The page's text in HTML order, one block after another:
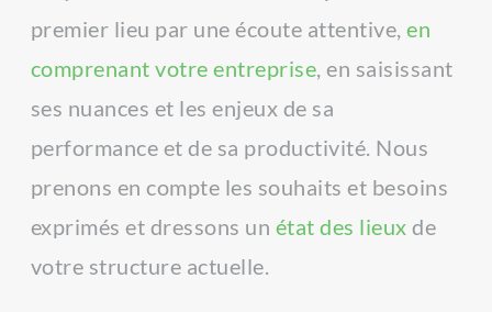
une couverture réseau maximale, idéale
pour optimiser l'activité de tous vos
collaborateurs, qu'ils soient présents sur
site ou en déplacement professionnel. Il
vous est possible de changer d'opérateur
en cours d'abonnement : le changement
s'effectue sur votre demande et sans
premier lieu par une écoute attentive, en
comprenant votre entreprise , en saisissant
ses nuances et les enjeux de sa
performance et de sa productivité. Nous
prenons en compte les souhaits et besoins
exprimés et dressons un état des lieux de
votre structure actuelle.